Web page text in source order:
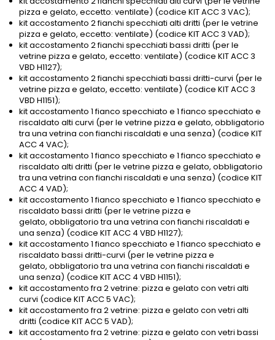
pizza e gelato, eccetto: ventilate) (codice KIT ACC 3 VAC);
kit accostamento 2 fianchi specchiati alti dritti (per le vetrine
pizza e gelato, eccetto: ventilate) (codice KIT ACC 3 VAD);
kit accostamento 2 fianchi specchiati bassi dritti (per le
vetrine pizza e gelato, eccetto: ventilate) (codice KIT ACC 3
VBD H1127);
kit accostamento 2 fianchi specchiati bassi dritti-curvi (per le
vetrine pizza e gelato, eccetto: ventilate) (codice KIT ACC 3
VBD H1151);
kit accostamento 1 fianco specchiato e 1 fianco specchiato e
riscaldato alti curvi (per le vetrine pizza e gelato, obbligatorio
tra una vetrina con fianchi riscaldati e una senza) (codice KIT
ACC 4 VAC);
kit accostamento 1 fianco specchiato e 1 fianco specchiato e
riscaldato alti dritti (per le vetrine pizza e gelato, obbligatorio
tra una vetrina con fianchi riscaldati e una senza) (codice KIT
ACC 4 VAD);
kit accostamento 1 fianco specchiato e 1 fianco specchiato e
riscaldato bassi dritti (per le vetrine pizza e
gelato, obbligatorio tra una vetrina con fianchi riscaldati e
una senza) (codice KIT ACC 4 VBD H1127);
kit accostamento 1 fianco specchiato e 1 fianco specchiato e
riscaldato bassi dritti-curvi (per le vetrine pizza e
gelato, obbligatorio tra una vetrina con fianchi riscaldati e
una senza) (codice KIT ACC 4 VBD H1151);
kit accostamento fra 2 vetrine: pizza e gelato con vetri alti
curvi (codice KIT ACC 5 VAC);
kit accostamento fra 2 vetrine: pizza e gelato con vetri alti
dritti (codice KIT ACC 5 VAD);
kit accostamento fra 2 vetrine: pizza e gelato con vetri bassi